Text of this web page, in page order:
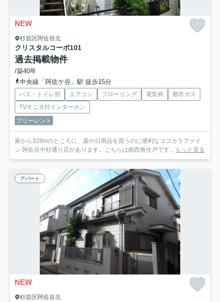
NEW
杉並区阿佐谷北
クリスタルコーポ101
過去掲載物件
/築40年
中央線「阿佐ケ谷」駅 徒歩15分
バス・トイレ別 エアコン フローリング 電気有
都市ガス
TVモニタ付インターホン
フリーレント
家から329mのところに、薬や日用品を買うのに便利なココカラファイ
ン 阿佐谷中杉通り店があります。こちらは南西角住戸です... もっと見る
アパート
NEW
杉並区阿佐谷北